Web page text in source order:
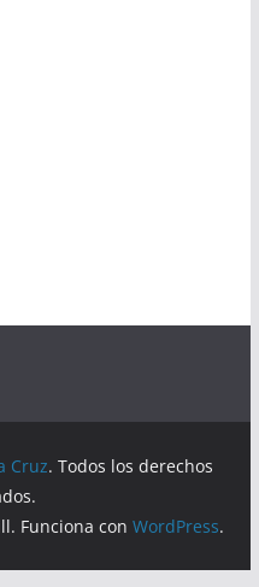
Cruz. Todos los derechos
Funciona conWordPress.